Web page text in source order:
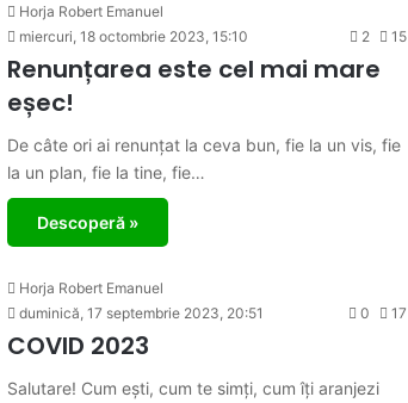
Horja Robert Emanuel
miercuri, 18 octombrie 2023, 15:10
2 15
Renunțarea este cel mai mare
eșec!
De câte ori ai renunțat la ceva bun, fie la un vis, fie
la un plan, fie la tine, fie…
Descoperă »
Horja Robert Emanuel
duminică, 17 septembrie 2023, 20:51
0 17
COVID 2023
Salutare! Cum ești, cum te simți, cum îți aranjezi